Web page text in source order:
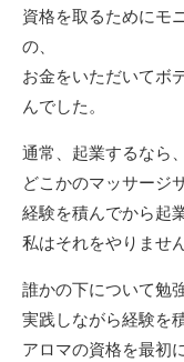
資格を取るためにモ
の、
お金をいただいてボ
んでした。
通常、起業するなら、
どこかのマッサージ
経験を積んでから起
私はそれをやりませ
誰かの下について勉
実践しながら経験を
アロマの資格を最初